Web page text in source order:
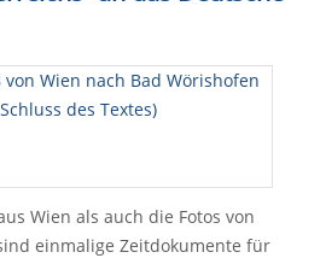
Wien als auch die Fotos von
einmalige Zeitdokumente für